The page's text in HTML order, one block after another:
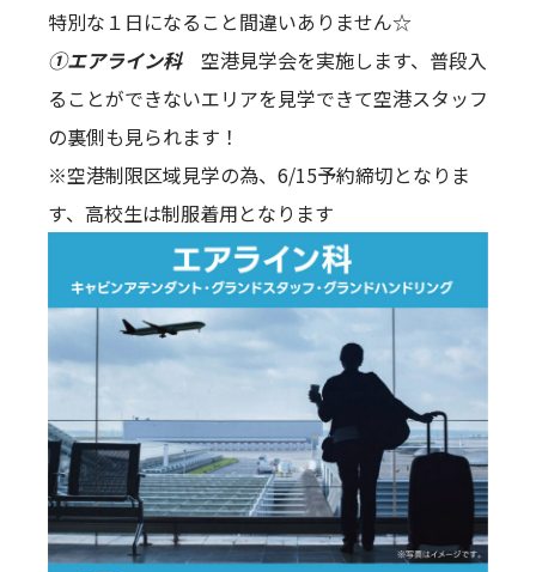
特別な１日になること間違いありません☆
①エアライン科空港見学会を実施します、普段入
ることができないエリアを見学できて空港スタッフ
の裏側も見られます！
※空港制限区域見学の為、6/15予約締切となりま
す、高校生は制服着用となります